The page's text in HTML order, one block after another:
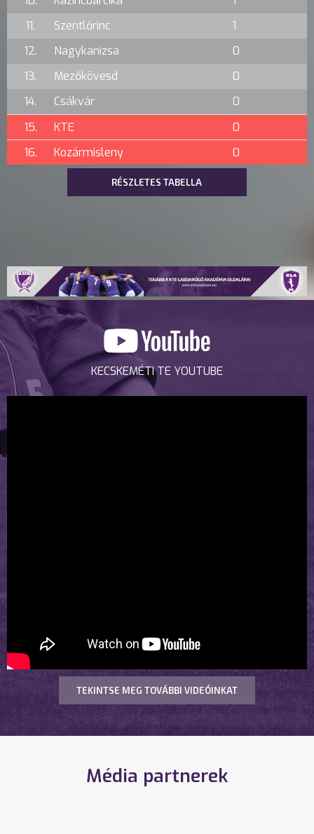
11.
Szentlőrinc
1
12.
Nagykanizsa
0
13.
Mezőkövesd
0
14.
Csákvár
0
15.
KTE
0
16.
Kozármisleny 0
RÉSZLETES TABELLA
KECSKEMÉTI TE YOUTUBE
TEKINTSE MEG TOVÁBBI VIDEÓINKAT
Média partnerek